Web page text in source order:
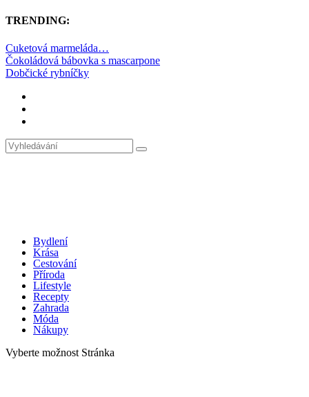
TRENDING:
Cuketová marmeláda…
Čokoládová bábovka s mascarpone
Dobčické rybníčky
Bydlení
Krása
Cestování
Příroda
Lifestyle
Recepty
Zahrada
Móda
Nákupy
Vyberte možnost Stránka